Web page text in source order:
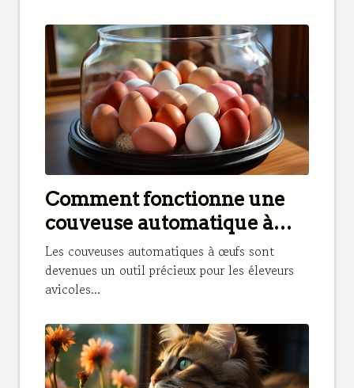
Comment fonctionne une
couveuse automatique à
œufs et pourquoi en avoir
besoin ?
Les couveuses automatiques à œufs sont
devenues un outil précieux pour les éleveurs
avicoles...